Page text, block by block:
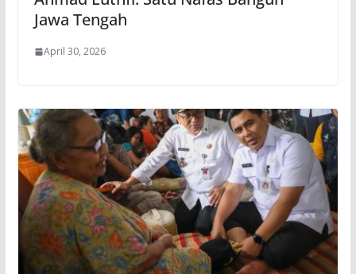
Jawa Tengah
April 30, 2026